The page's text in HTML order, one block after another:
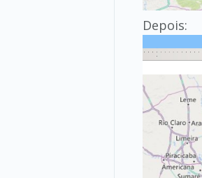
Depois: